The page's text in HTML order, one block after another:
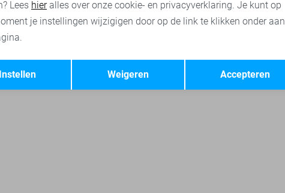
Terug Opslaan
Lees hieralles over onze cookie- en privacyverklaring. Je kunt op
je instellingen wijzigigen door op de link te klikken onder aan
Accepteren
Weigeren